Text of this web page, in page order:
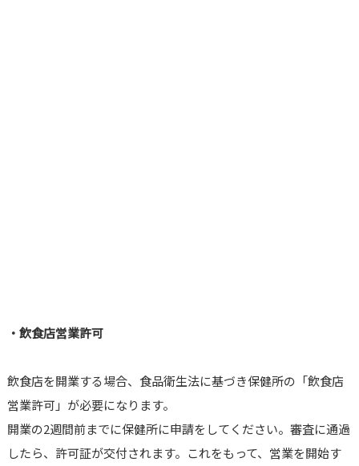
・飲食店営業許可
飲食店を開業する場合、食品衛生法に基づき保健所の「飲食店
営業許可」が必要になります。
開業の2週間前までに保健所に申請をしてください。審査に通過
したら、許可証が交付されます。これをもって、営業を開始す